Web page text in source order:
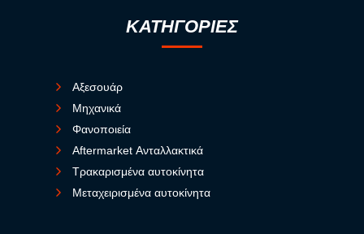
ΚΑΤΗΓΟΡΙΕΣ
Αξεσουάρ
Μηχανικά
Φανοποιεία
Aftermarket Ανταλλακτικά
Τρακαρισμένα αυτοκίνητα
Μεταχειρισμένα αυτοκίνητα